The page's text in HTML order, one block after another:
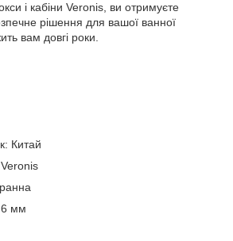
і кабіни Veronis, ви отримуєте
рішення для вашої ванної
вам довгі роки.
Китай
6 мм